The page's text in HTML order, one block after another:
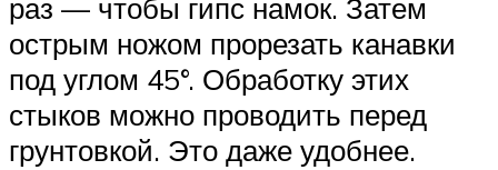
раз — чтобы гипс намок. Затем
острым ножом прорезать канавки
под углом 45°. Обработку этих
стыков можно проводить перед
грунтовкой. Это даже удобнее.